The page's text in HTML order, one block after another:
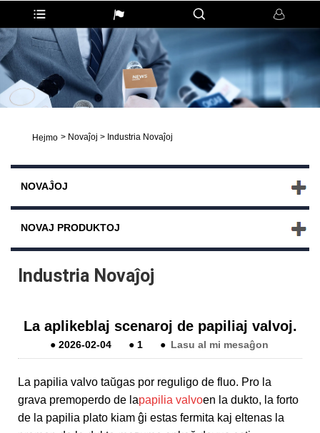
Hejmo > Novaĵoj > Industria Novaĵoj
NOVAĴOJ
NOVAJ PRODUKTOJ
Industria Novaĵoj
La aplikeblaj scenaroj de papiliaj valvoj.
● 2026-02-04 ● 1 ● Lasu al mi mesaĝon
La papilia valvo taŭgas por reguligo de fluo. Pro la
grava premoperdo de lapapilia valvoen la dukto, la forto
de la papilia plato kiam ĝi estas fermita kaj eltenas la